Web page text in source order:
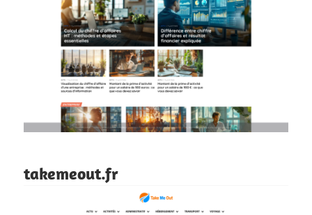
takemeout.fr